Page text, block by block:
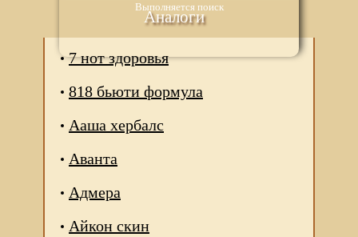
Выполняется поиск
Аналоги
7 нот здоровья
818 бьюти формула
Ааша хербалс
Аванта
Адмера
Айкон скин